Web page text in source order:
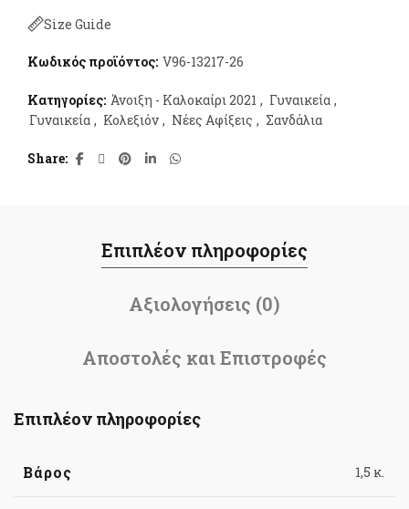
Size Guide
Κωδικός προϊόντος: V96-13217-26
Κατηγορίες: Άνοιξη - Καλοκαίρι 2021 , Γυναικεία ,
Γυναικεία , Κολεξιόν , Νέες Αφίξεις , Σανδάλια
Share
Επιπλέον πληροφορίες
Αξιολογήσεις (0)
Αποστολές και Επιστροφές
Επιπλέον πληροφορίες
Βάρος 1,5 κ.